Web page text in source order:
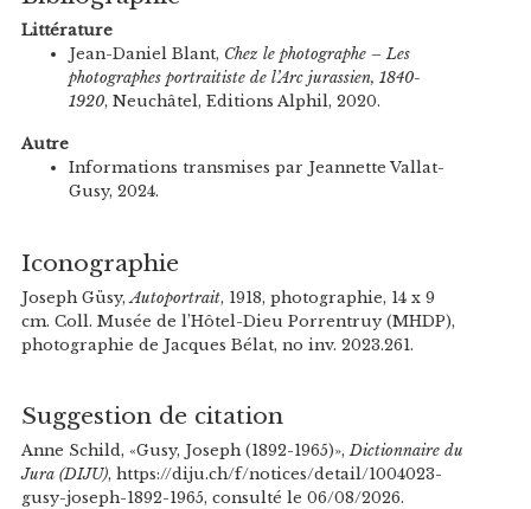
Littérature
Jean-Daniel Blant, Chez le photographe – Les
photographes portraitiste de l’Arc jurassien, 1840-
1920, Neuchâtel, Editions Alphil, 2020.
Autre
Informations transmises par Jeannette Vallat-
Gusy, 2024.
Iconographie
Joseph Güsy, Autoportrait, 1918, photographie, 14 x 9
cm. Coll. Musée de l’Hôtel-Dieu Porrentruy (MHDP),
photographie de Jacques Bélat, no inv. 2023.261.
Suggestion de citation
Anne Schild, «Gusy, Joseph (1892-1965)»,Dictionnaire du
Jura (DIJU), https://diju.ch/f/notices/detail/1004023-
gusy-joseph-1892-1965, consulté le 06/08/2026.